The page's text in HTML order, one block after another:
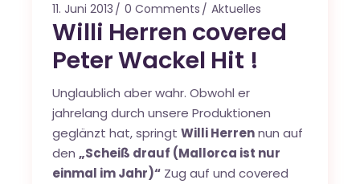
11. Juni 2013 0 Comments Aktuelles
Willi Herren covered
Peter Wackel Hit !
Unglaublich aber wahr. Obwohl er
jahrelang durch unsere Produktionen
geglänzt hat, springtWilli Herrennun auf
den „Scheiß drauf (Mallorca ist nur
einmal im Jahr)“ Zug auf und covered